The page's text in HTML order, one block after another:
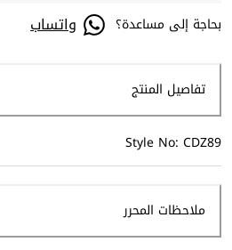
بحاجة إلى مساعدة؟ واتساب
تفاصيل المنتج
Style No: CDZ89
ملاحظات المحرر